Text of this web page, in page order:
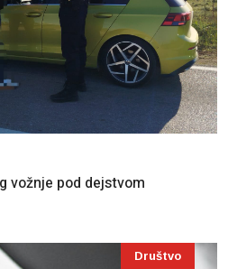
vožnje pod dejstvom
Društvo